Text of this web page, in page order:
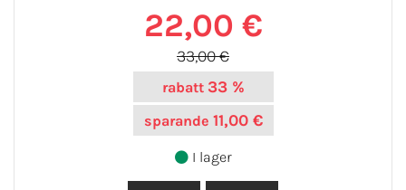
22,00 €
33,00 €
rabatt 33 %
sparande 11,00 €
I lager